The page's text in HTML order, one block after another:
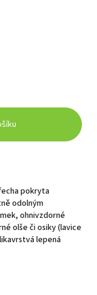
pokryta
odolným
ohnivzdorné
olše či osiky (lavice
lepená